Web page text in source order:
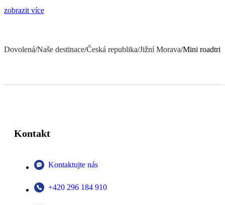
zobrazit více
Dovolená/Naše destinace/Česká republika/Jižní Morava/Mini
Kontakt
Kontaktujte nás
+420 296 184 910